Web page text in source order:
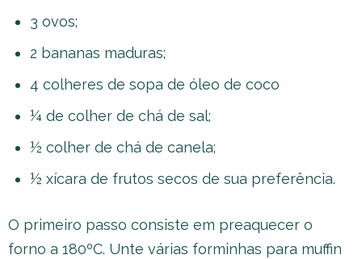
3 ovos;
2 bananas maduras;
4 colheres de sopa de óleo de coco
¼ de colher de chá de sal;
½ colher de chá de canela;
½ xícara de frutos secos de sua preferência.
O primeiro passo consiste em preaquecer o
forno a 180ºC. Unte várias forminhas para muffin